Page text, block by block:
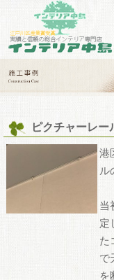
ピクチャーレー
港
ル
当
定
た
で
を